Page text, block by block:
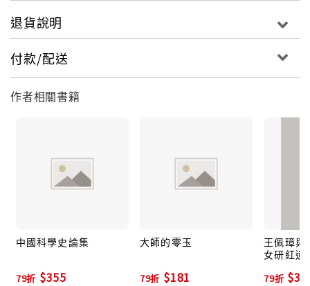
退貨說明
付款/配送
作者相關書籍
中國科學史論集
79折 $355
大師的零玉
79折 $181
王佩璋與
女研紅遺
79折